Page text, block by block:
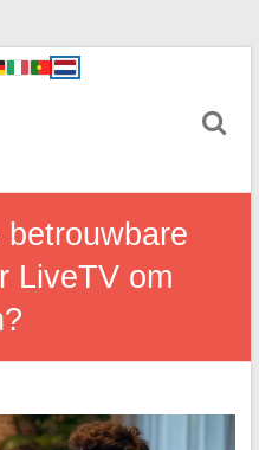
LiveTV om